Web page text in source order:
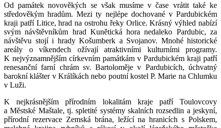
Od památek novověkých se však musíme v čase vrátit také ke
středověkým hradům. Mezi ty nejlépe dochované v Pardubickém
kraji patří Litice, hrad na ostrohu řeky Orlice. Krásný výhled nabízí
svým návštěvníkům hrad Kunětická hora nedaleko Pardubic, za
návštěvu stojí i hrady Košumberk a Svojanov. Mnohé historické
areály o víkendech ožívají atraktivními kulturními programy.
K nejvýznamnějším církevním památkám v Pardubickém kraji patří
renesanční farní chrám sv. Bartoloměje v Pardubicích, úchvatný
barokní klášter v Králíkách nebo poutní kostel P. Marie na Chlumku
v Luži.
K nejkrásnějším přírodním lokalitám kraje patří Toulovcovy
a Městské Maštale, tj. spletité systémy skalních rozsedlin a jeskyní,
přírodní rezervace Zemská brána, ležící na hranicích s Polskem,